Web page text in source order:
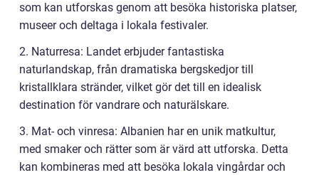
som kan utforskas genom att besöka historiska platser,
museer och deltaga i lokala festivaler.
2. Naturresa: Landet erbjuder fantastiska
naturlandskap, från dramatiska bergskedjor till
kristallklara stränder, vilket gör det till en idealisk
destination för vandrare och naturälskare.
3. Mat- och vinresa: Albanien har en unik matkultur,
med smaker och rätter som är värd att utforska. Detta
kan kombineras med att besöka lokala vingårdar och